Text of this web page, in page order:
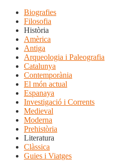
Biografies
Filosofia
Història
Amèrica
Antiga
Arqueologia i Paleografia
Catalunya
Contemporània
El món actual
Espanaya
Investigació i Corrents
Medieval
Moderna
Prehistòria
Literatura
Clàssica
Guies i Viatges